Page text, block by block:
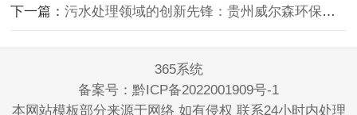
下一篇：污水处理领域的创新先锋：贵州威尔森环保生物工程有限公司
365系统
备案号： 黔ICP备2022001909号-1
本网站模板部分来源于网络 如有侵权 联系24小时内处理